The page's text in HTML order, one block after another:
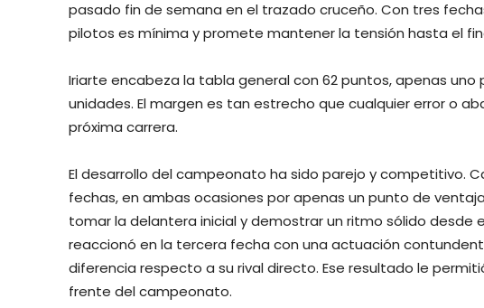
pasado fin de semana en el trazado cruceño. Con tres
pilotos es mínima y promete mantener la tensión hasta el
Iriarte encabeza la tabla general con 62 puntos, apenas uno
unidades. El margen es tan estrecho que cualquier error o
próxima carrera.
El desarrollo del campeonato ha sido parejo y competitivo.
fechas, en ambas ocasiones por apenas un punto de
tomar la delantera inicial y demostrar un ritmo sólido desde
reaccionó en la tercera fecha con una actuación
diferencia respecto a su rival directo. Ese resultado le
frente del campeonato.